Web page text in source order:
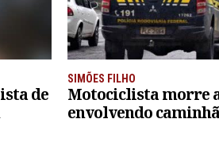
de
SIMÕES FILHO
Motociclista morre
envolvendo